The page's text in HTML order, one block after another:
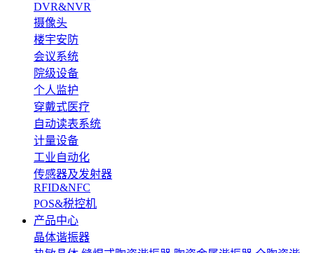
DVR&NVR
摄像头
楼宇安防
会议系统
院级设备
个人监护
穿戴式医疗
自动读表系统
计量设备
工业自动化
传感器及发射器
RFID&NFC
POS&税控机
产品中心
晶体谐振器